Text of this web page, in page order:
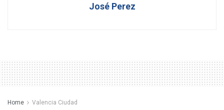
José Perez
Home Valencia Ciudad